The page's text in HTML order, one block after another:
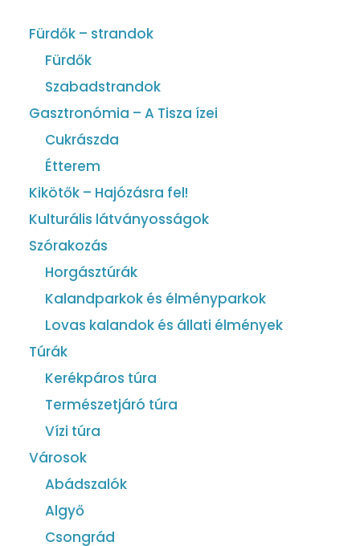
Fürdők – strandok
Fürdők
Szabadstrandok
Gasztronómia – A Tisza ízei
Cukrászda
Étterem
Kikötők – Hajózásra fel!
Kulturális látványosságok
Szórakozás
Horgásztúrák
Kalandparkok és élményparkok
Lovas kalandok és állati élmények
Túrák
Kerékpáros túra
Természetjáró túra
Vízi túra
Városok
Abádszalók
Algyő
Csongrád